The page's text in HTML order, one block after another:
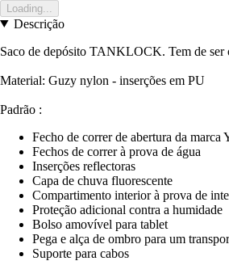
Loading...
Descrição
Saco de depósito TANKLOCK. Tem de ser
Material: Guzy nylon - inserções em PU
Padrão :
Fecho de correr de abertura da marca
Fechos de correr à prova de água
Inserções reflectoras
Capa de chuva fluorescente
Compartimento interior à prova de
Proteção adicional contra a humidade
Bolso amovível para tablet
Pega e alça de ombro para um
Suporte para cabos